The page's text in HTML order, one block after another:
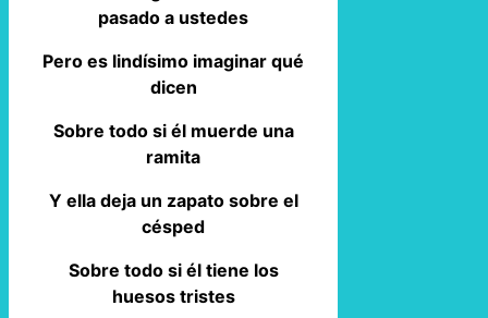
pasado a ustedes
Pero es lindísimo imaginar qué
dicen
Sobre todo si él muerde una
ramita
Y ella deja un zapato sobre el
césped
Sobre todo si él tiene los
huesos tristes